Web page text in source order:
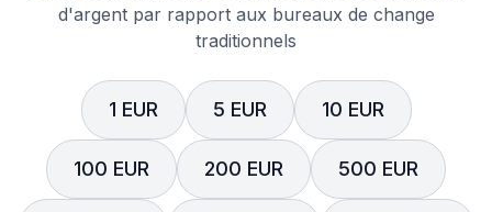
d'argent par rapport aux bureaux de change
traditionnels
1 EUR 5 EUR 10 EUR
100 EUR 200 EUR 500 EUR